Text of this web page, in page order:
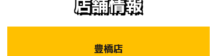
店舗情報
豊橋店